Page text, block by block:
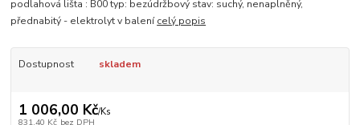
podlahová lišta : B00 typ: bezúdržbový stav: suchý, nenaplněný,
přednabitý - elektrolyt v balenícelý popis
Dostupnost skladem
1 006,00 Kč/Ks
831,40 Kč bez DPH